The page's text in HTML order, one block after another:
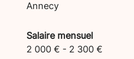
Annecy
Salaire mensuel
2 000 € - 2 300 €